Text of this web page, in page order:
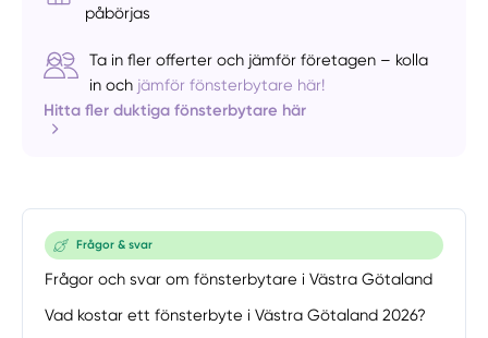
påbörjas
Ta in fler offerter och jämför företagen – kolla
in och jämför fönsterbytare här!
Hitta fler duktiga fönsterbytare här
Frågor & svar
Frågor och svar om fönsterbytare i Västra Götaland
Vad kostar ett fönsterbyte i Västra Götaland 2026?